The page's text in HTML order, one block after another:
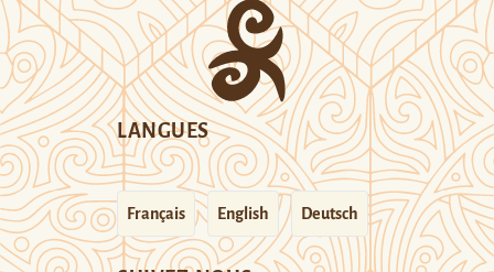
LANGUES
Français English Deutsch